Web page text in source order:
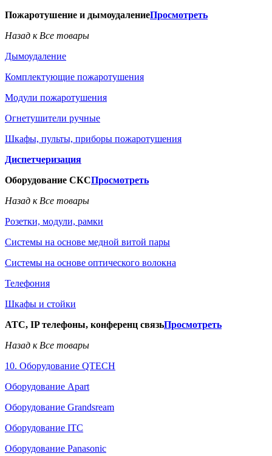
Пожаротушение и дымоудалениеПросмотреть
Назад к Все товары
Дымоудаление
Комплектующие пожаротушения
Модули пожаротушения
Огнетушители ручные
Шкафы, пульты, приборы пожаротушения
Диспетчеризация
Оборудование СКСПросмотреть
Назад к Все товары
Розетки, модули, рамки
Системы на основе медной витой пары
Системы на основе оптического волокна
Телефония
Шкафы и стойки
АТС, IP телефоны, конференц связьПросмотреть
Назад к Все товары
10. Оборудование QTECH
Оборудование Apart
Оборудование Grandsream
Оборудование ITC
Оборудование Panasonic